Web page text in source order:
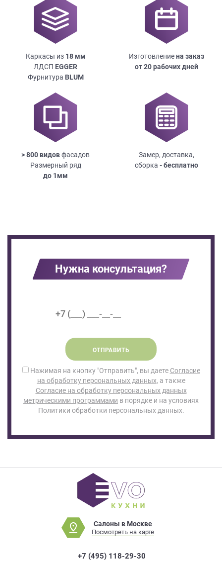
Каркасы из 18мм
ЛДСП EGGER
Фурнитура BLUM
Изготовлениена заказ
от 20 рабочих дней
> 800 видовфасадов
Размерный ряд
до 1мм
Замер, доставка,
сборка - бесплатно
Нужна консультация?
ОТПРАВИТЬ
Нажимая на кнопку "Отправить", вы даете Согласие
на обработку персональных данных, а также
Согласие на обработку персональных данных
метрическими программами в порядке и на условиях
Политики обработки персональных данных.
Салоны в Москве
Посмотреть на карте
+7 (495) 118-29-30